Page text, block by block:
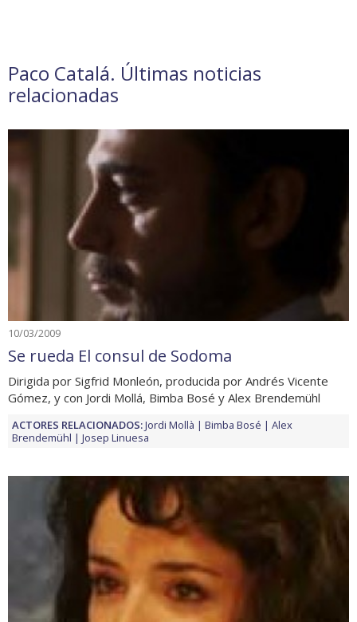
Paco Catalá. Últimas noticias
relacionadas
10/03/2009
Se rueda El consul de Sodoma
Dirigida por Sigfrid Monleón, producida por Andrés Vicente
Gómez, y con Jordi Mollá, Bimba Bosé y Alex Brendemühl
ACTORES RELACIONADOS:Jordi Mollà Bimba Bosé
Alex
Brendemühl
Josep Linuesa